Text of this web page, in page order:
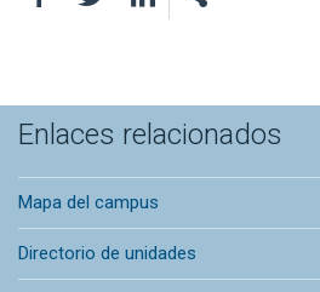
Enlaces relacionados
Mapa del campus
Directorio de unidades